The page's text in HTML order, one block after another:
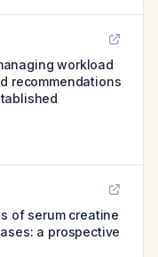
workload
recommendations
of serum creatine
a prospective